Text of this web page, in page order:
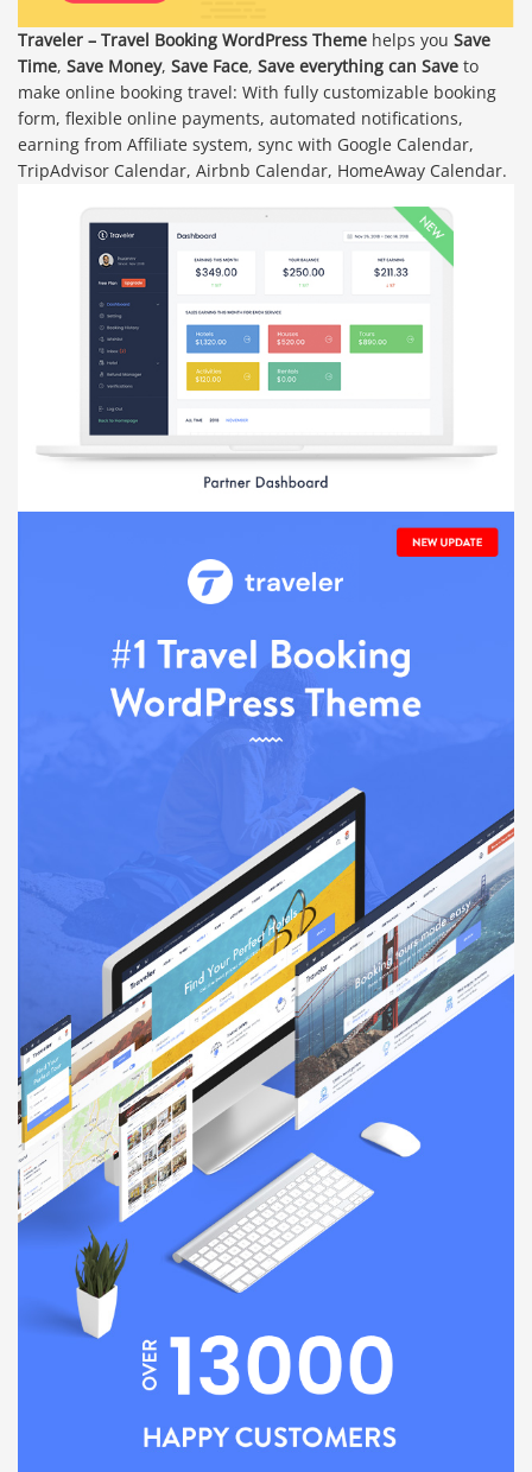
Traveler – Travel Booking WordPress Theme helps you Save
Time, Save Money, Save Face, Save everything can Save to
make online booking travel: With fully customizable booking
form, flexible online payments, automated notifications,
earning from Affiliate system, sync with Google Calendar,
TripAdvisor Calendar, Airbnb Calendar, HomeAway Calendar.